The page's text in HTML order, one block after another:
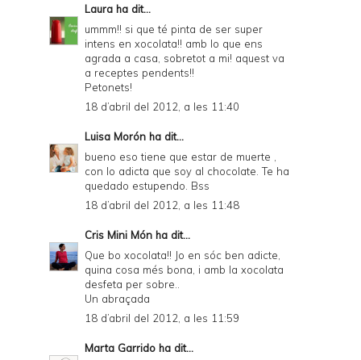
Laura ha dit...
ummm!! si que té pinta de ser super
intens en xocolata!! amb lo que ens
agrada a casa, sobretot a mi! aquest va
a receptes pendents!!
Petonets!
18 d’abril del 2012, a les 11:40
Luisa Morón ha dit...
bueno eso tiene que estar de muerte ,
con lo adicta que soy al chocolate. Te ha
quedado estupendo. Bss
18 d’abril del 2012, a les 11:48
Cris Mini Món ha dit...
Que bo xocolata!! Jo en sóc ben adicte,
quina cosa més bona, i amb la xocolata
desfeta per sobre..
Un abraçada
18 d’abril del 2012, a les 11:59
Marta Garrido ha dit...